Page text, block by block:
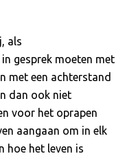
als
gesprek moeten met
met een achterstand
dan ook niet
voor het oprapen
aangaan om in elk
hoe het leven is